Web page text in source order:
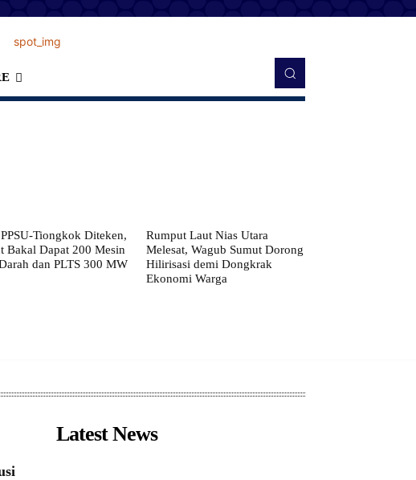
Tiongkok Diteken,
Bakal Dapat 200 Mesin
dan PLTS 300 MW
Rumput Laut Nias Utara
Melesat, Wagub Sumut Dorong
Hilirisasi demi Dongkrak
Ekonomi Warga
Latest News